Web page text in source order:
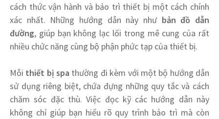
cách thức vận hành và bảo trì thiết bị một cách chính
xác nhất. Những hướng dẫn này như bản đồ dẫn
đường, giúp bạn không lạc lối trong mê cung của rất
nhiều chức năng cùng bộ phận phức tạp của thiết bị.
Mỗi thiết bị spa thường đi kèm với một bộ hướng dẫn
sử dụng riêng biệt, chứa đựng những quy tắc và cách
chăm sóc đặc thù. Việc đọc kỹ các hướng dẫn này
không chỉ giúp bạn hiểu rõ quy trình bảo trì mà còn